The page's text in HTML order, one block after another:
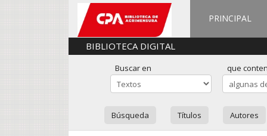
PRINCIPAL
BIBLIOTECA DIGITAL
Buscar en que
Búsqueda Títulos Autores